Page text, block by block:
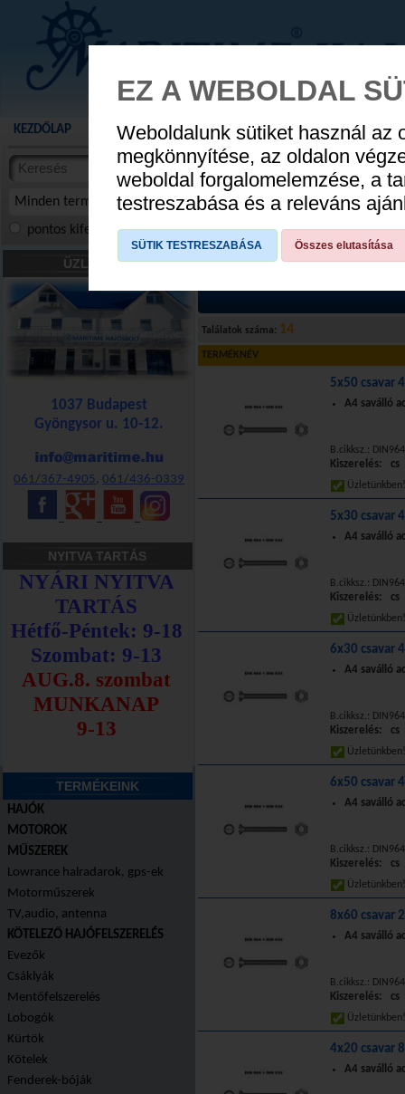
AUGUSZTUS
KEZDŐLAP AKCIÓS TERMÉKEK WEBÁRUHÁZ HÍREK
Minden termék
termékekben
cikkekben
pontos kifejezés összes szóra szóra, szótöredék
ÜZLETÜNK
1037 Budapest
Gyöngysor u. 10-12.
061/367-4905,061/436-0339
NYITVA TARTÁS
TERMÉKEINK
HAJÓK
MOTOROK
MŰSZEREK
Lowrance halradarok, gps-ek
Motorműszerek
TV,audio, antenna
KÖTELEZŐ HAJÓFELSZERELÉS
Evezők
Csáklyák
Mentőfelszerelés
Lobogók
Kürtök
Kötelek
Fenderek-bóják
Csavarok, kötőelemek»Metrikus
Találatok száma: 14
TERMÉKNÉV
5x50 csavar
A4 saválló
B.cikksz.:
Kiszerelés: cs
5x30 csavar
A4 saválló
B.cikksz.:
Kiszerelés: cs
6x30 csavar
A4 saválló
B.cikksz.:
Kiszerelés: cs
6x50 csavar
A4 saválló
B.cikksz.:
Kiszerelés: cs
8x60 csavar
A4 saválló
B.cikksz.:
Kiszerelés: cs
4x20 csavar
A4 saválló
EZ A WEBOLDAL
Weboldalunk sütiket használ az
megkönnyítése, az oldalon
weboldal forgalomelemzése, a
testreszabása és a releváns
SÜTIK TESTRESZABÁSA Összes elutasítása